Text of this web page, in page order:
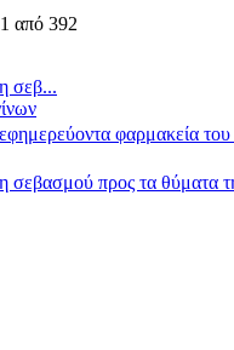
από 392
σεβ...
φαρμακεία
σεβασμού προς τα θύματα